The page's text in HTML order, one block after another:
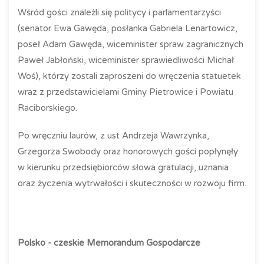
Wśród gości znależli się politycy i parlamentarzyści
(senator Ewa Gawęda, posłanka Gabriela Lenartowicz,
poseł Adam Gawęda, wiceminister spraw zagranicznych
Paweł Jabłoński, wiceminister sprawiedliwości Michał
Woś), którzy zostali zaproszeni do wręczenia statuetek
wraz z przedstawicielami Gminy Pietrowice i Powiatu
Raciborskiego.
Po wręczniu laurów, z ust Andrzeja Wawrzynka,
Grzegorza Swobody oraz honorowych gości popłynęły
w kierunku przedsiębiorców słowa gratulacji, uznania
oraz życzenia wytrwałości i skuteczności w rozwoju firm.
Polsko - czeskie Memorandum Gospodarcze